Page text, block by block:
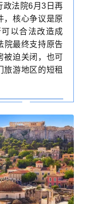
政法院6月3日再
，核心争议是原
以合法改造成
院最终支持原告
被迫关闭，也可
旅游地区的短租